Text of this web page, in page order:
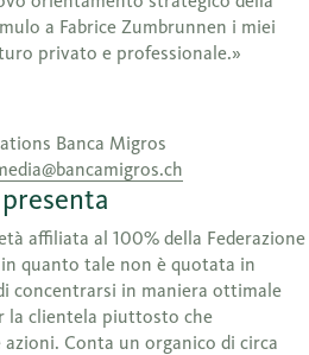
a Fabrice Zumbrunnen i miei
privato e professionale.»
Banca Migros
affiliata al 100% della Federazione
quanto tale non è quotata in
concentrarsi in maniera ottimale
la clientela piuttosto che
Conta un organico di circa